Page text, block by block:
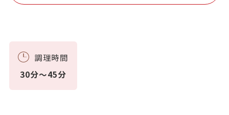
調理時間
30分～45分